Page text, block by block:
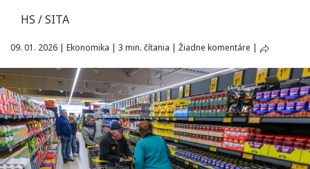
HS / SITA
09. 01. 2026 | Ekonomika | 3 min. čítania | Žiadne komentáre |